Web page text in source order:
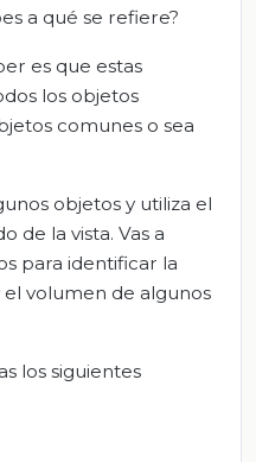
a qué se refiere?
es que estas
los objetos
comunes o sea
objetos y utiliza el
de la vista. Vas a
para identificar la
volumen de algunos
los siguientes